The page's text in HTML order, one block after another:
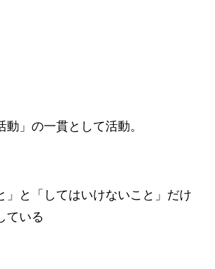
動」の一貫として活動。
」と「してはいけないこと」だけ
ている